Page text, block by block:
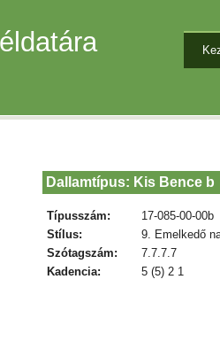
Dallamtípus: Kis Bence b
Típusszám:
17-085-00-00b
Stílus:
9. Emelkedő
Szótagszám:
7.7.7.7
Kadencia:
5 (5) 2 1